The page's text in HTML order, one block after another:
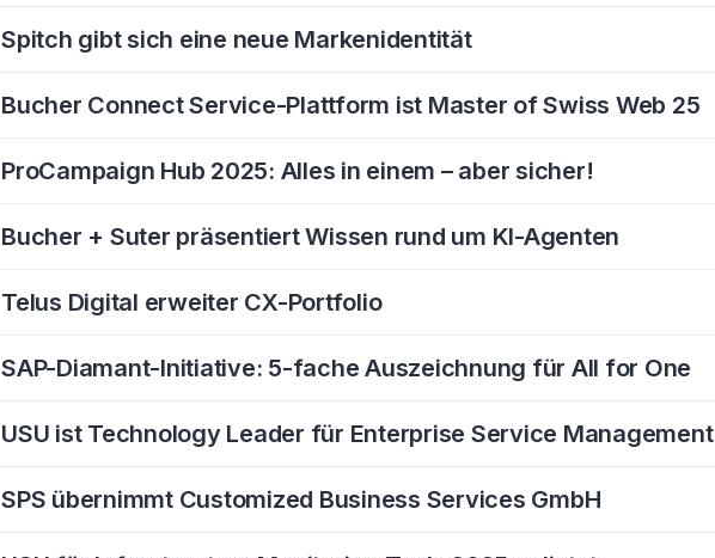
Spitch gibt sich eine neue Markenidentität
Bucher Connect Service-Plattform ist Master of Swiss Web 25
ProCampaign Hub 2025: Alles in einem – aber sicher!
Bucher + Suter präsentiert Wissen rund um KI-Agenten
Telus Digital erweiter CX-Portfolio
SAP-Diamant-Initiative: 5-fache Auszeichnung für All for One
USU ist Technology Leader für Enterprise Service Management
SPS übernimmt Customized Business Services GmbH